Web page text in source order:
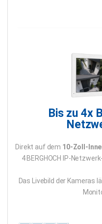
Bis zu 4x
Direkt auf dem 10-Zoll-
4 BERGHOCH IP-
Das Livebild der Kameras